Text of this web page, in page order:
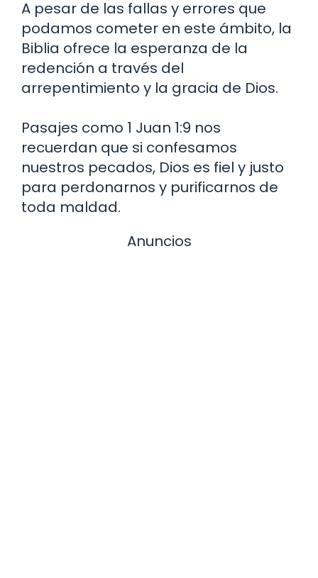
A pesar de las fallas y errores que
podamos cometer en este ámbito, la
Biblia ofrece la esperanza de la
redención a través del
arrepentimiento y la gracia de Dios.
Pasajes como 1 Juan 1:9 nos
recuerdan que si confesamos
nuestros pecados, Dios es fiel y justo
para perdonarnos y purificarnos de
toda maldad.
Anuncios